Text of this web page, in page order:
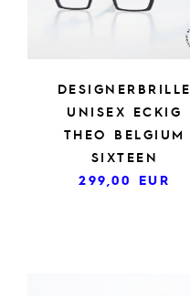
DESIGNERBRILLE
UNISEX ECKIG
THEO BELGIUM
SIXTEEN
299,00 EUR